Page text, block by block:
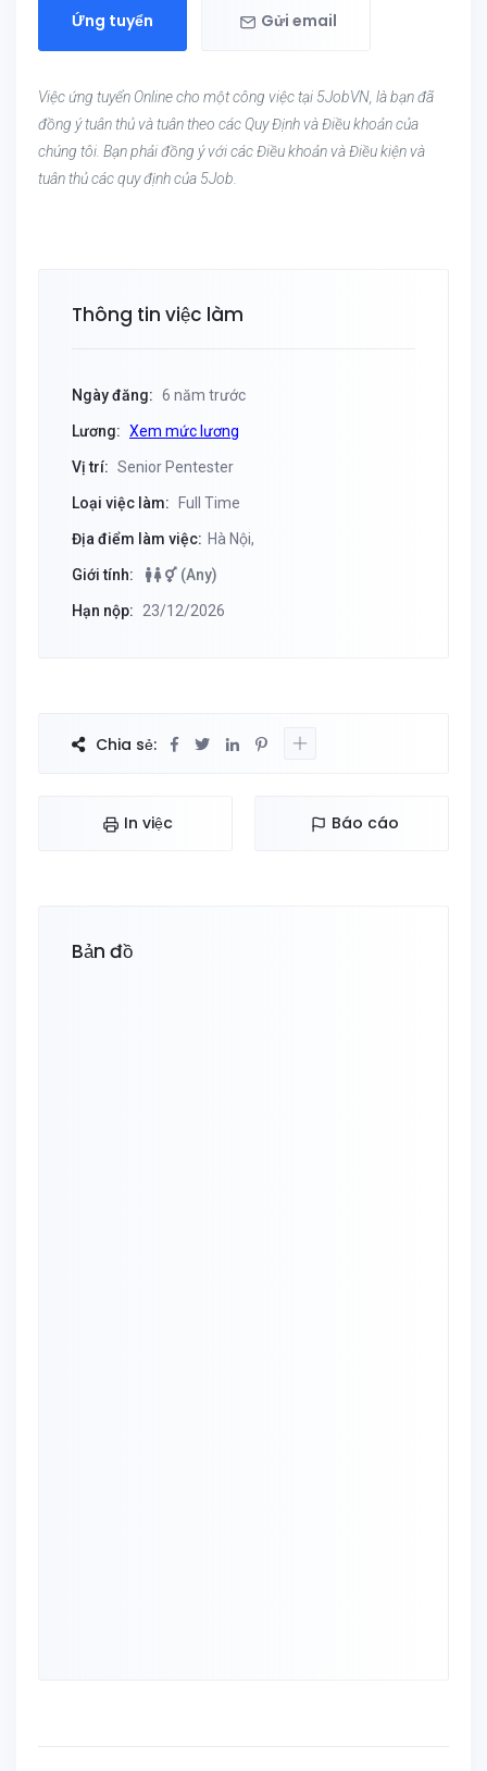
Ứng tuyển Gửi email
Việc ứng tuyển Online cho một công việc tại 5JobVN, là bạn đã
đồng ý tuân thủ và tuân theo các Quy Định và Điều khoản của
chúng tôi. Bạn phải đồng ý với các Điều khoản và Điều kiện và
tuân thủ các quy định của 5Job.
Thông tin việc làm
Ngày đăng: 6 năm trước
Lương: Xem mức lương
Vị trí: Senior Pentester
Loại việc làm: Full Time
Địa điểm làm việc: Hà Nội,
Giới tính: (Any)
Hạn nộp: 23/12/2026
Chia sẻ:
In việc Báo cáo
Bản đồ